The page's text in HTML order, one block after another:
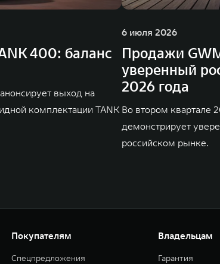
400: баланс
выход на
комплектации TANK
6 июля 2026
Продажи
уверенный
2026 года
Во втором квартале
демонстрирует
российском рынке.
Покупателям
Спецпредложения
Владельцам
Гарантия